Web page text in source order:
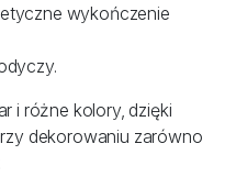
wykończenie
i różne kolory, dzięki
dekorowaniu zarówno